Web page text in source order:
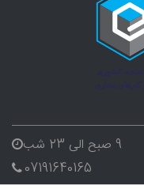
9 صبح الی 23 شب
07191640165